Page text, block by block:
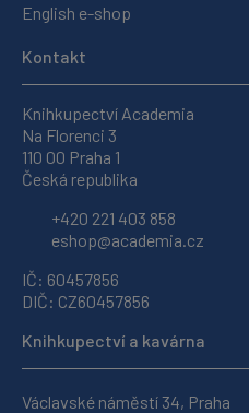
English e-shop
Kontakt
Knihkupectví Academia
Na Florenci 3
110 00 Praha 1
Česká republika
+420 221 403 858
eshop@academia.cz
IČ: 60457856
DIČ: CZ60457856
Knihkupectví a kavárna
Václavské náměstí 34, Praha